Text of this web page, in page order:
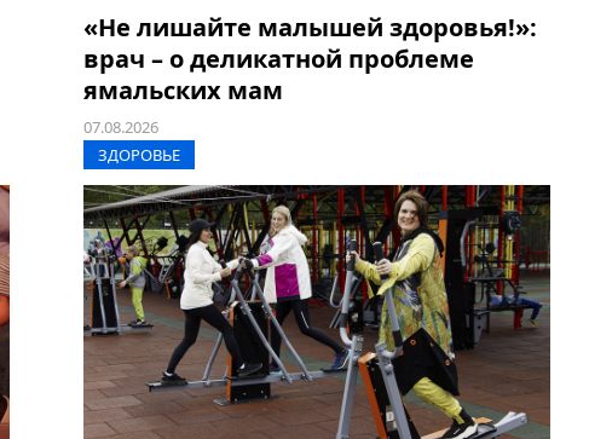
«Не лишайте малышей здоровья!»:
врач – о деликатной проблеме
ямальских мам
07.08.2026
ЗДОРОВЬЕ